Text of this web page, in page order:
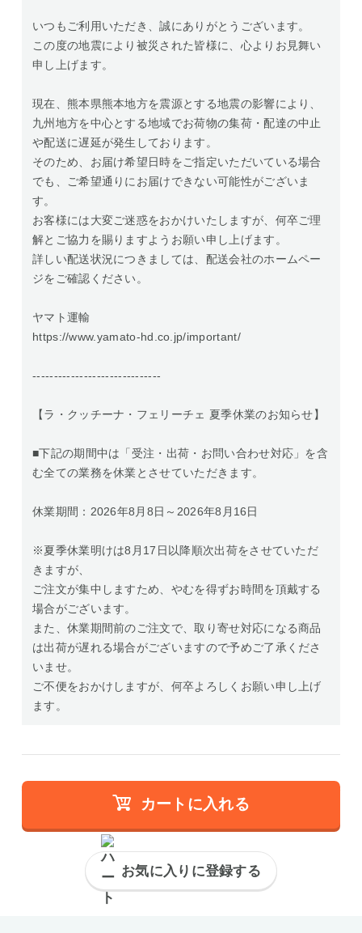
いつもご利用いただき、誠にありがとうございます。
この度の地震により被災された皆様に、心よりお見舞い
申し上げます。
現在、熊本県熊本地方を震源とする地震の影響により、
九州地方を中心とする地域でお荷物の集荷・配達の中止
や配送に遅延が発生しております。
そのため、お届け希望日時をご指定いただいている場合
でも、ご希望通りにお届けできない可能性がございま
す。
お客様には大変ご迷惑をおかけいたしますが、何卒ご理
解とご協力を賜りますようお願い申し上げます。
詳しい配送状況につきましては、配送会社のホームペー
ジをご確認ください。
ヤマト運輸
https://www.yamato-hd.co.jp/important/
------------------------------
【ラ・クッチーナ・フェリーチェ 夏季休業のお知らせ】
■下記の期間中は「受注・出荷・お問い合わせ対応」を含
む全ての業務を休業とさせていただきます。
休業期間：2026年8月8日～2026年8月16日
※夏季休業明けは8月17日以降順次出荷をさせていただ
きますが、
ご注文が集中しますため、やむを得ずお時間を頂戴する
場合がございます。
また、休業期間前のご注文で、取り寄せ対応になる商品
は出荷が遅れる場合がございますので予めご了承くださ
いませ。
ご不便をおかけしますが、何卒よろしくお願い申し上げ
ます。
カートに入れる
お気に入りに登録する